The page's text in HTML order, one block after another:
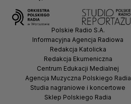
Polskie Radio S.A.
Informacyjna Agencja Radiowa
Redakcja Katolicka
Redakcja Ekumeniczna
Centrum Edukacji Medialnej
Agencja Muzyczna Polskiego Radia
Studia nagraniowe i koncertowe
Sklep Polskiego Radia